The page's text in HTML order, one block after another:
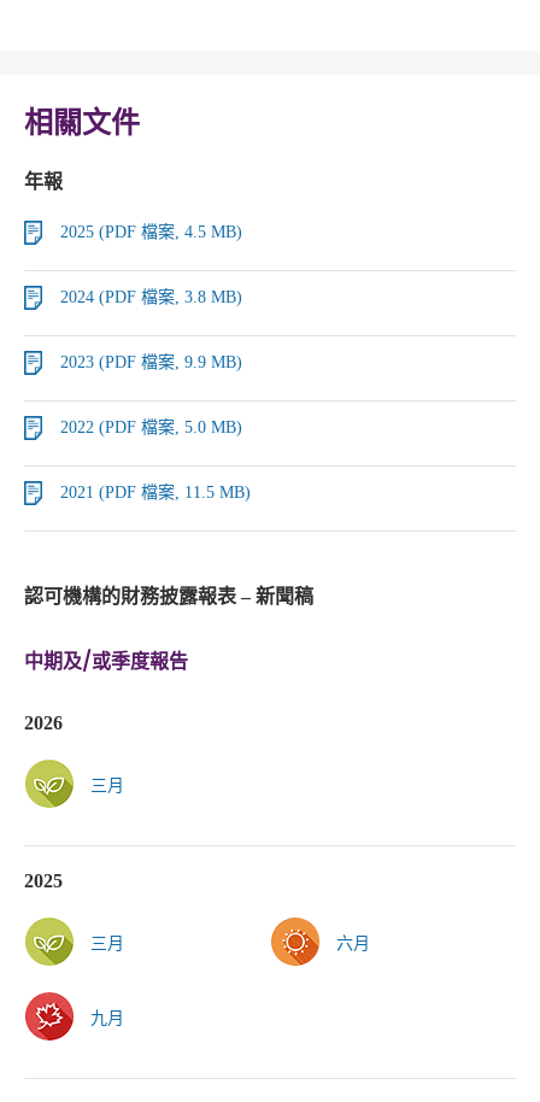
相關文件
年報
2025 (PDF 檔案, 4.5 MB)
2024 (PDF 檔案, 3.8 MB)
2023 (PDF 檔案, 9.9 MB)
2022 (PDF 檔案, 5.0 MB)
2021 (PDF 檔案, 11.5 MB)
認可機構的財務披露報表 – 新聞稿
中期及/或季度報告
2026
三月
2025
三月 六月
九月